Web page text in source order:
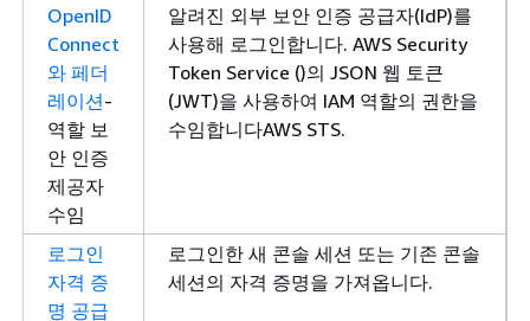
OpenID
Connect
와 페더
레이션-
역할 보
안 인증
제공자
수임
알려진 외부 보안 인증 공급자(IdP)를
사용해 로그인합니다. AWS Security
Token Service ()의 JSON 웹 토큰
(JWT)을 사용하여 IAM 역할의 권한을
수임합니다AWS STS.
로그인
자격 증
명 공급
로그인한 새 콘솔 세션 또는 기존 콘솔
세션의 자격 증명을 가져옵니다.